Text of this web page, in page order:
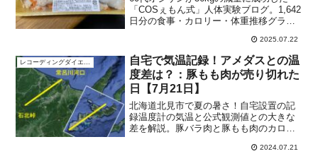
「COSぇもん式」人体実験ブログ。1,642
日分の食事・カロリー・体重推移グラフ
2025.07.22
レコーディングダイエット
自宅で気温記録！アメダスとの温
度差は？：豚もも肉が売り切れた
日【7月21日】
北海道北見市で夏の暑さ！自宅設置の記
録温度計の気温と公式観測値との大きな
差を解説。豚バラ肉と豚もも肉のカロリ
2024.07.21